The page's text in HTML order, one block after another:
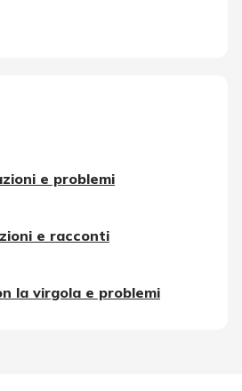
e problemi
e racconti
la virgola e problemi